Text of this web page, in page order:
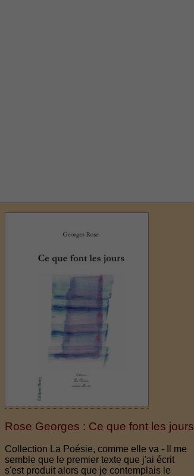
Rose Georges : Ce que font les jours
Collection La Poésie, comme elle va - Il me
semble que le premier texte que j'ai écrit
s'est produit alors que je contemplais le